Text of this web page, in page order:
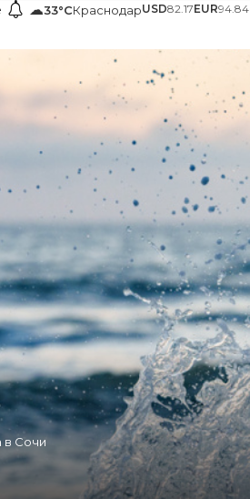
☁33°CКраснодарUSD82.17EUR94.84
в Сочи